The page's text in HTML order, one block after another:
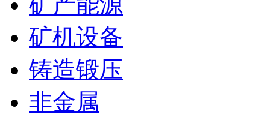
矿机设备
铸造锻压
非金属